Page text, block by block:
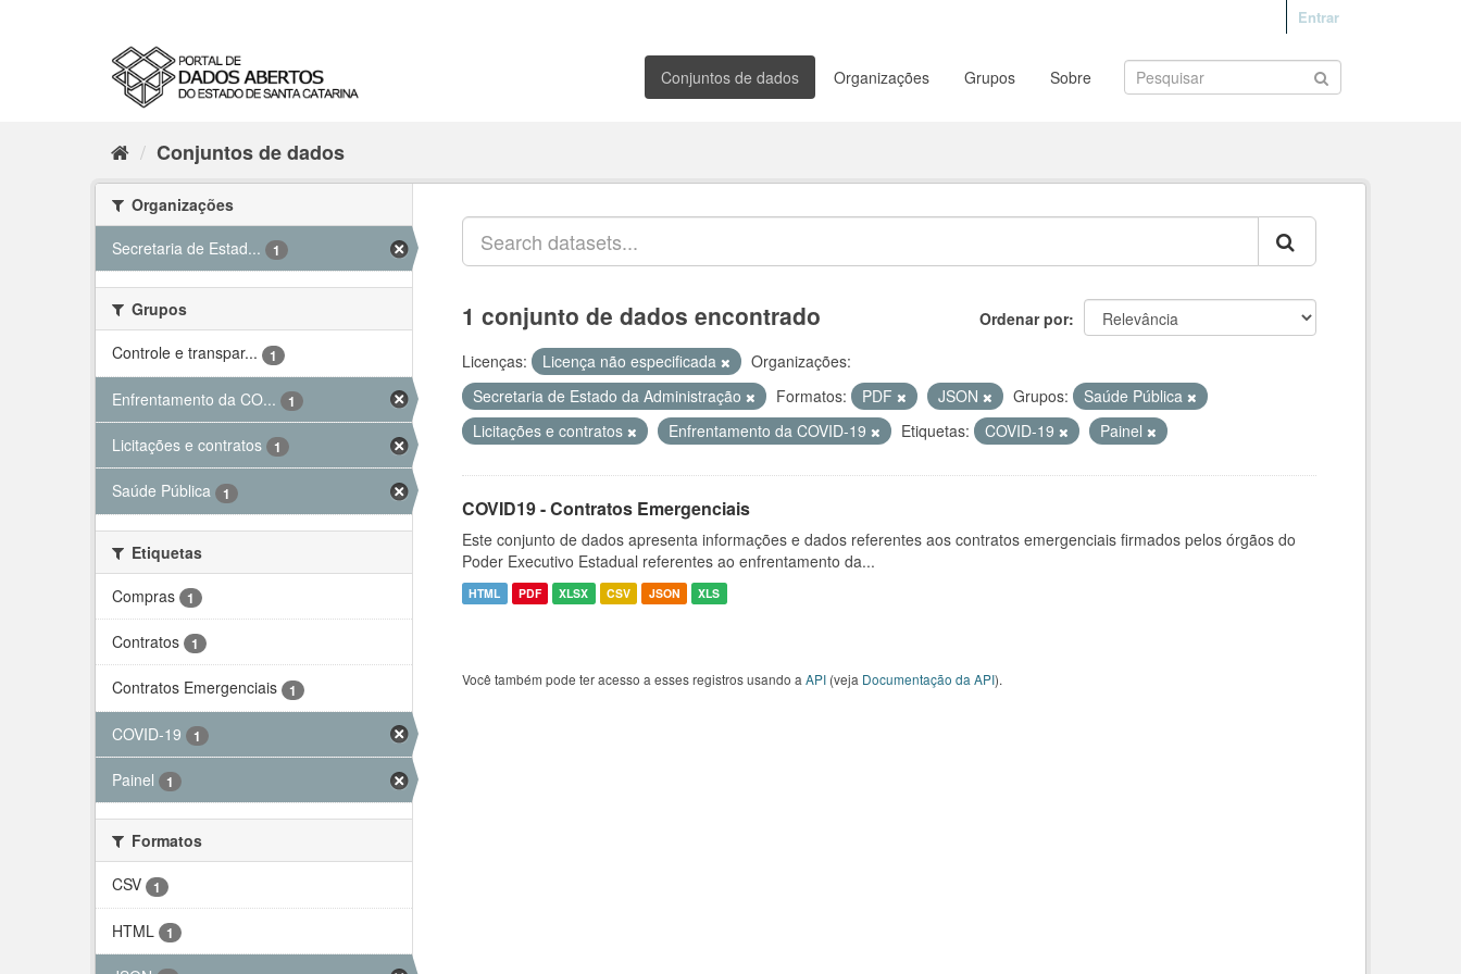
Entrar
Conjuntos de dados Organizações Grupos Sobre
Conjuntos de dados
Organizações
Secretaria de Estad...
1
Grupos
Controle e transpar...
1
Enfrentamento da CO... 1
Licitações e contratos 1
Saúde Pública 1
Etiquetas
Compras
1
Contratos 1
Contratos Emergenciais 1
COVID-19 1
Painel 1
Formatos
CSV
1
HTML 1
Ordenar por
1 conjunto de dados encontrado
Licenças: Licença não especificada
Organizações:
Secretaria de Estado da Administração
Formatos: PDF JSON Grupos:
Saúde Pública
Licitações e contratos
Enfrentamento da COVID-19 Etiquetas: COVID-19 Painel
COVID19 - Contratos Emergenciais
Este conjunto de dados apresenta informações e dados referentes aos contratos emergenciais firmados pelos órgãos do
Poder Executivo Estadual referentes ao enfrentamento da...
HTML PDF XLSX CSV JSON XLS
Você também pode ter acesso a esses registros usando a API (veja Documentação da API).